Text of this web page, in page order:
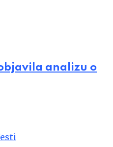
analizu o